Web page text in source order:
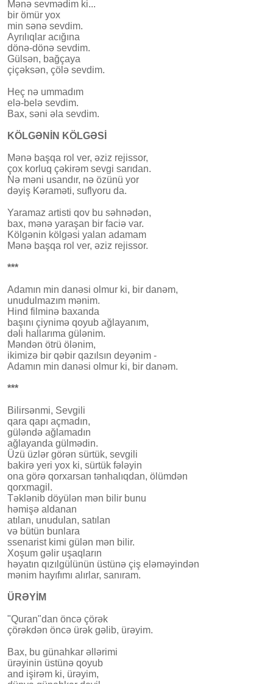
Mənə sevmədim ki...
bir ömür yox
min sənə sevdim.
Ayrılıqlar acığına
dönə-dönə sevdim.
Gülsən, bağçaya
çiçəksən, çölə sevdim.
Heç nə ummadım
elə-belə sevdim.
Bax, səni əla sevdim.
KÖLGƏNİN KÖLGƏSİ
Mənə başqa rol ver, əziz rejissor,
çox korluq çəkirəm sevgi sarıdan.
Nə məni usandır, nə özünü yor
dəyiş Kəraməti, suflyoru da.
Yaramaz artisti qov bu səhnədən,
bax, mənə yaraşan bir faciə var.
Kölgənin kölgəsi yalan adamam
Mənə başqa rol ver, əziz rejissor.
***
Adamın min danəsi olmur ki, bir danəm,
unudulmazım mənim.
Hind filminə baxanda
başını çiynimə qoyub ağlayanım,
dəli hallarıma gülənim.
Məndən ötrü ölənim,
ikimizə bir qəbir qazılsın deyənim -
Adamın min danəsi olmur ki, bir danəm.
***
Bilirsənmi, Sevgili
qara qapı açmadın,
güləndə ağlamadın
ağlayanda gülmədin.
Üzü üzlər görən sürtük, sevgili
bakirə yeri yox ki, sürtük fələyin
ona görə qorxarsan tənhalıqdan, ölümdən
qorxmagil.
Təklənib döyülən mən bilir bunu
həmişə aldanan
atılan, unudulan, satılan
və bütün bunlara
ssenarist kimi gülən mən bilir.
Xoşum gəlir uşaqların
həyatın qızılgülünün üstünə çiş eləməyindən
mənim hayıfımı alırlar, sanıram.
ÜRƏYİM
"Quran"dan öncə çörək
çörəkdən öncə ürək gəlib, ürəyim.
Bax, bu günahkar əllərimi
ürəyinin üstünə qoyub
and işirəm ki, ürəyim,